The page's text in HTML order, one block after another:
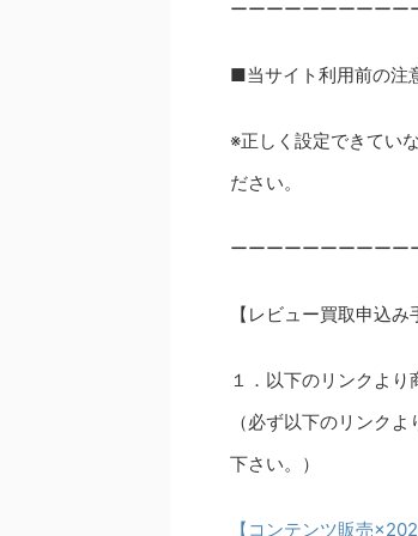
ーーーーーーーーーー
■当サイト利用前の注
※正しく設定できてい
ださい。
ーーーーーーーーーー
【レビュー買取申込み
１．以下のリンクより
（必ず以下のリンク
下さい。）
【コンテンツ販売